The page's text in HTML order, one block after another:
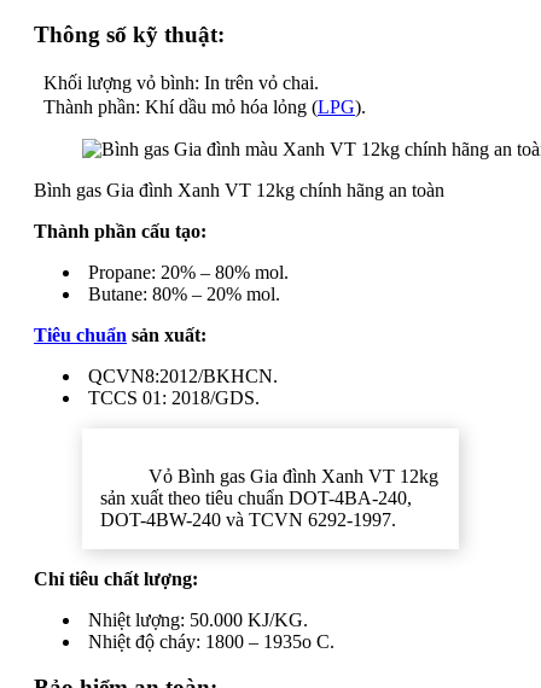
Thông số kỹ thuật:
Khối lượng vỏ bình: In trên vỏ chai.
Thành phần: Khí dầu mỏ hóa lỏng (LPG).
Bình gas Gia đình Xanh VT 12kg chính hãng an toàn
Thành phần cấu tạo:
Propane: 20% – 80% mol.
Butane: 80% – 20% mol.
Tiêu chuẩn sản xuất:
QCVN8:2012/BKHCN.
TCCS 01: 2018/GDS.
Vỏ Bình gas Gia đình Xanh VT 12kg
sản xuất theo tiêu chuẩn DOT-4BA-240,
DOT-4BW-240 và TCVN 6292-1997.
Chỉ tiêu chất lượng:
Nhiệt lượng: 50.000 KJ/KG.
Nhiệt độ cháy: 1800 – 1935o C.